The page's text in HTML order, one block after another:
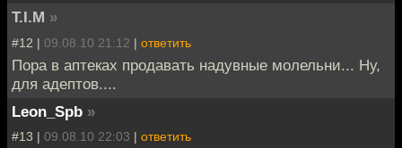
T.I.M »
#12 | 09.08.10 21:12 | ответить
Пора в аптеках продавать надувные молельни... Ну,
для адептов....
Leon_Spb »
#13 | 09.08.10 22:03 | ответить